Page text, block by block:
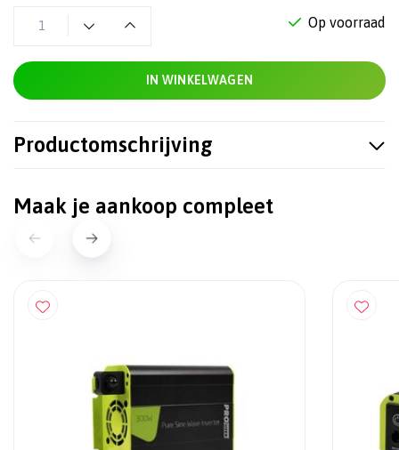
Op voorraad
IN WINKELWAGEN
Productomschrijving
Maak je aankoop compleet